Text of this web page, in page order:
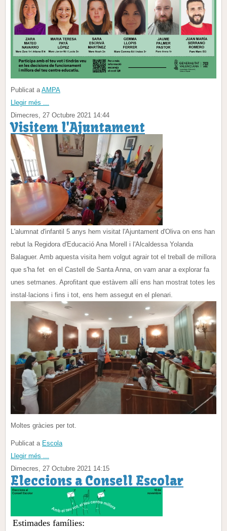
Publicat a AMPA
Llegir més ...
Dimecres, 27 Octubre 2021 14:44
Visitem l'Ajuntament
L'alumnat d'infantil 5 anys hem visitat l'Ajuntament d'Oliva on ens han
rebut la Regidora d'Educació Ana Morell i l'Alcaldessa Yolanda
Balaguer. Amb aquesta visita hem volgut agrair tot el treball de millora
que s'ha fet en el Castell de Santa Anna, on vam anar a explorar fa
unes setmanes. Aprofitant que estàvem allí ens han mostrat totes les
instal·lacions i fins i tot, ens hem assegut en el plenari.
Moltes gràcies per tot.
Publicat a Escola
Llegir més ...
Dimecres, 27 Octubre 2021 14:15
Eleccions a Consell Escolar
Estimades famílies: